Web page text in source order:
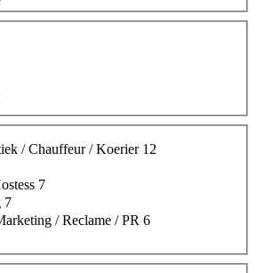
/ Chauffeur / Koerier 12
7
7
/ Reclame / PR 6